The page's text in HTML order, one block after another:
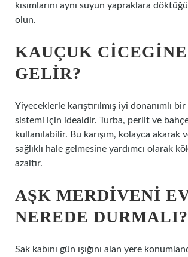
kısımlarını aynı suyun yapraklara
olun.
KAUÇUK
GELIR?
Yiyeceklerle karıştırılmış iyi donanımlı
sistemi için idealdir. Turba, perlit ve bahçe
kullanılabilir. Bu karışım, kolayca akarak
sağlıklı hale gelmesine yardımcı olarak
azaltır.
AŞK MERDIVENI
NEREDE DURMALI?
Sak kabını gün ışığını alan yere